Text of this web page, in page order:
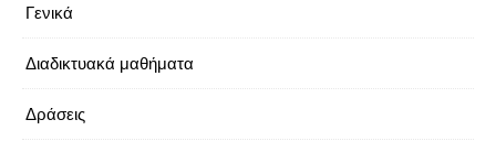
Γενικά
Διαδικτυακά μαθήματα
Δράσεις